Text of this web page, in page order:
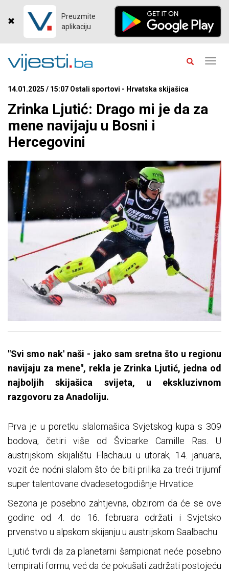
Preuzmite
aplikaciju
14.01.2025 / 15:07 Ostali sportovi - Hrvatska skijašica
Zrinka Ljutić: Drago mi je da za
mene navijaju u Bosni i
Hercegovini
"Svi smo nak' naši - jako sam sretna što u regionu
navijaju za mene", rekla je Zrinka Ljutić, jedna od
najboljih skijašica svijeta, u ekskluzivnom
razgovoru za Anadoliju.
Prva je u poretku slalomašica Svjetskog kupa s 309
bodova, četiri više od Švicarke Camille Ras. U
austrijskom skijalištu Flachauu u utorak, 14. januara,
vozit će noćni slalom što će biti prilika za treći trijumf
super talentovane dvadesetogodišnje Hrvatice.
Sezona je posebno zahtjevna, obzirom da će se ove
godine od 4. do 16. februara održati i Svjetsko
prvenstvo u alpskom skijanju u austrijskom Saalbachu.
Ljutić tvrdi da za planetarni šampionat neće posebno
tempirati formu, već da će pokušati zadržati postojeću